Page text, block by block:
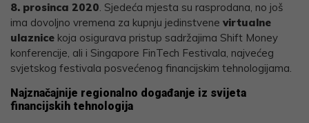
8. prosinca 2020. Sjedeća mjesta su rasprodana, no još
ima dovoljno vremena za kupnju jedinstvene virtualne
ulaznice koja osigurava pristup sadržajima Shift Money
konferencije, ali i Singapore FinTech Festivala, najvećeg
svjetskog festivala posvećenog financijskim tehnologijama.
Najznačajnije regionalno događanje iz svijeta
financijskih tehnologija